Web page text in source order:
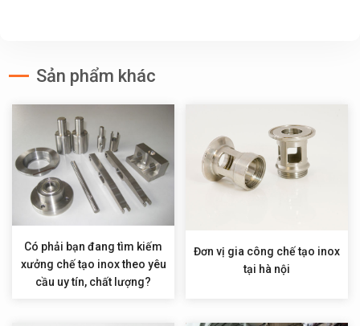
Sản phẩm khác
Có phải bạn đang tìm kiếm
xưởng chế tạo inox theo yêu
cầu uy tín, chất lượng?
Đơn vị gia công chế tạo inox
tại hà nội